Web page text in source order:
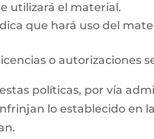
utilizará el material.
que hará uso del
o autorizaciones
políticas, por vía
lo establecido en